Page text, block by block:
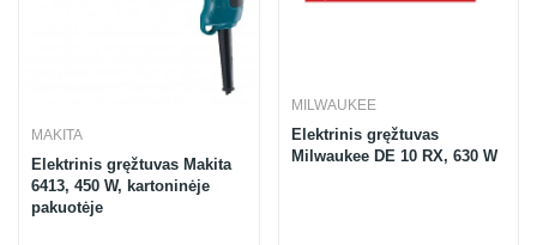
MAKITA
Elektrinis gręžtuvas Makita
6413, 450 W, kartoninėje
pakuotėje
MILWAUKEE
Elektrinis gręžtuvas
Milwaukee DE 10 RX, 630 W